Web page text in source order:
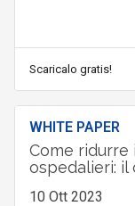
Scaricalo gratis!
WHITE PAPER
Come ridurre
ospedalieri: il
10 Ott 2023